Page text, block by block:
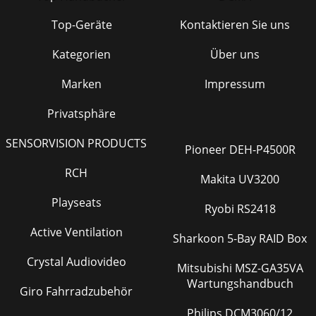
Top-Geräte
Kategorien
Marken
Privatsphäre
Kontaktieren Sie uns
Über uns
Impressum
SENSORVISION PRODUCTS
RCH
Playseats
Active Ventilation
Crystal Audiovideo
Giro Fahrradzubehör
Pioneer DEH-P4500R
Makita UV3200
Ryobi RS2418
Sharkoon 5-Bay RAID Box
Mitsubishi MSZ-GA35VA
Wartungshandbuch